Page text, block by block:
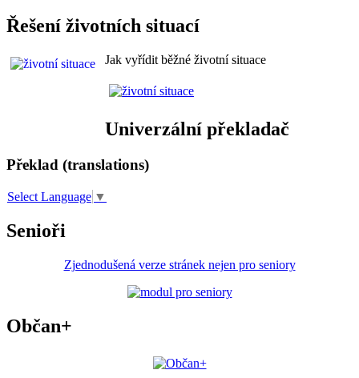
Řešení životních situací
Jak vyřídit běžné životní situace
Univerzální překladač
Překlad (translations)
Select Language ▼
Senioři
Zjednodušená verze stránek nejen pro seniory
Občan+